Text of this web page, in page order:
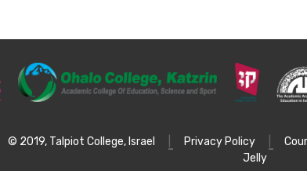
© 2019, Talpiot College, Israel Privacy Policy
Jelly